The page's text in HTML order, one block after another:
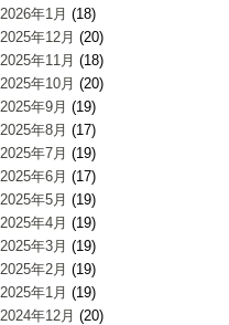
2026年1月 (18)
2025年12月 (20)
2025年11月 (18)
2025年10月 (20)
2025年9月 (19)
2025年8月 (17)
2025年7月 (19)
2025年6月 (17)
2025年5月 (19)
2025年4月 (19)
2025年3月 (19)
2025年2月 (19)
2025年1月 (19)
2024年12月 (20)